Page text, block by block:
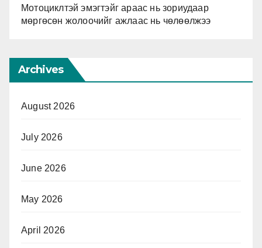
Мотоциклтэй эмэгтэйг араас нь зориудаар
мөргөсөн жолоочийг ажлаас нь чөлөөлжээ
Archives
August 2026
July 2026
June 2026
May 2026
April 2026